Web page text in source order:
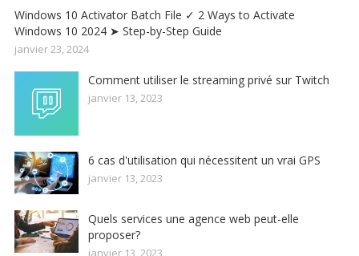
Windows 10 Activator Batch File ✓ 2 Ways to Activate
Windows 10 2024 ➤ Step-by-Step Guide
janvier 23, 2024
Comment utiliser le streaming privé sur Twitch
janvier 13, 2023
6 cas d'utilisation qui nécessitent un vrai GPS
janvier 13, 2023
Quels services une agence web peut-elle
proposer?
janvier 13, 2023